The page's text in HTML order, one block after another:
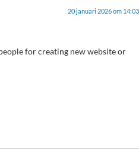
20 januari 2026 om 14:03
for creating new website or